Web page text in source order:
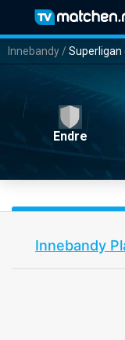
Innebandy /Superligan
Endre
Innebandy